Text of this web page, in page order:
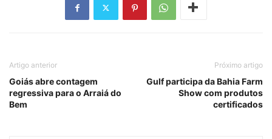
Artigo anterior
Goiás abre contagem
regressiva para o Arraiá do
Bem
Próximo artigo
Gulf participa da Bahia Farm
Show com produtos
certificados